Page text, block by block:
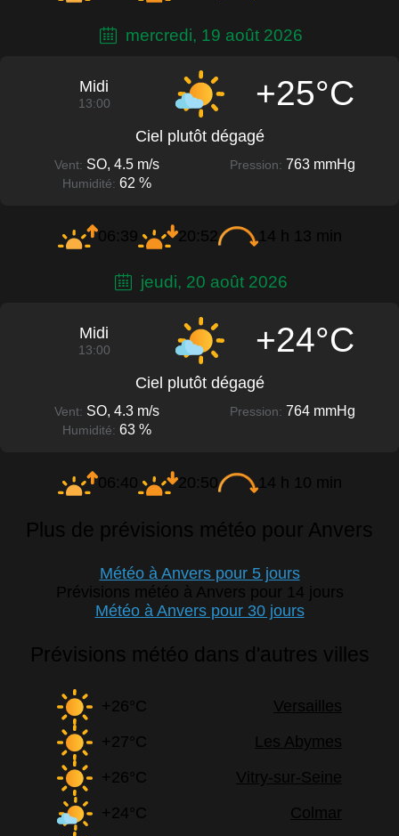
mercredi, 19 août 2026
Midi
13:00 +25°C
Ciel plutôt dégagé
Vent: SO, 4.5 m/s Pression: 763 mmHg
Humidité: 62 %
06:39 20:52 14 h 13 min
jeudi, 20 août 2026
Midi
13:00 +24°C
Ciel plutôt dégagé
Vent: SO, 4.3 m/s Pression: 764 mmHg
Humidité: 63 %
06:40 20:50 14 h 10 min
Plus de prévisions météo pour Anvers
Météo à Anvers pour 5 jours
Prévisions météo à Anvers pour 14 jours
Météo à Anvers pour 30 jours
Prévisions météo dans d'autres villes
+26°C
Versailles
+27°C
Les Abymes
+26°C
Vitry-sur-Seine
+24°C
Colmar